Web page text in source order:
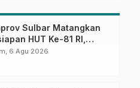
Sulbar Matangkan
HUT Ke-81 RI,
Upacara di Lapangan
6 Agu 2026